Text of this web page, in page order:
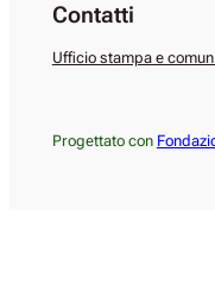
Contatti
Ufficio stampa e
Progettato con